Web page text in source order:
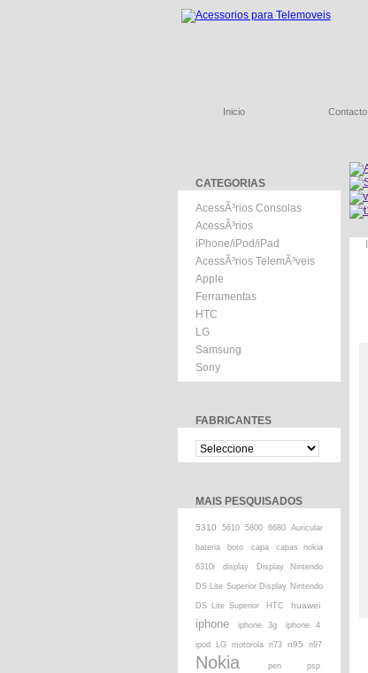
Inicio Contacto
CATEGORIAS
AcessÃ³rios Consolas
AcessÃ³rios
iPhone/iPod/iPad
AcessÃ³rios TelemÃ³veis
Apple
Ferramentas
HTC
LG
Samsung
Sony
FABRICANTES
MAIS PESQUISADOS
5310 5610 5800 6680 Auricular
bateria boto capa capas nokia
6310i display Display Nintendo
DS Lite Superior Display Nintendo
DS Lite Superior HTC huawei
iphone iphone 3g iphone 4
ipod LG motorola n73 n95 n97
Nokia pen psp